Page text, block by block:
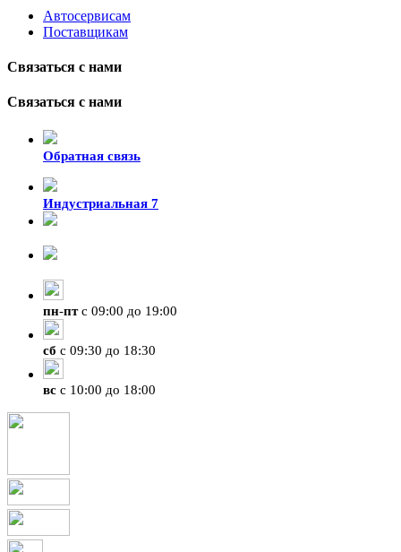
Автосервисам
Поставщикам
Связаться с нами
Связаться с нами
Обратная связь
Индустриальная 7
пн-птс 09:00 до 19:00
сб с 09:30 до 18:30
вс с 10:00 до 18:00